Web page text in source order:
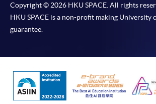
-個別學歷頒授課程
報讀同一學歷頒授課程內
個別課程為須報讀同一學歷頒授課程及
交下期學費的學員，提供網上服務，如
程設有此服務，課程負責人會通知學員
Copyright © 2026 HKU SPACE. All rights
HKU SPACE is a non-profit making University
guarantee.